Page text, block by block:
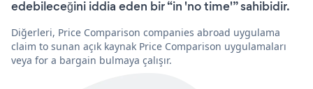
edebileceğini iddia eden bir “in 'no time'” sahibidir.
Diğerleri, Price Comparison companies abroad uygulama
claim to sunan açık kaynak Price Comparison uygulamaları
veya for a bargain bulmaya çalışır.